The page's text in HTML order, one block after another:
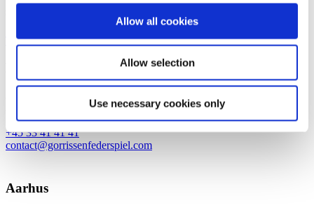
Allow all cookies
Allow selection
Use necessary cookies only
stærke internationale relationer.
Tilmeld dig nyheder og arrangementer
1609 København V
+45 33 41 41 41
contact@gorrissenfederspiel.com
Aarhus